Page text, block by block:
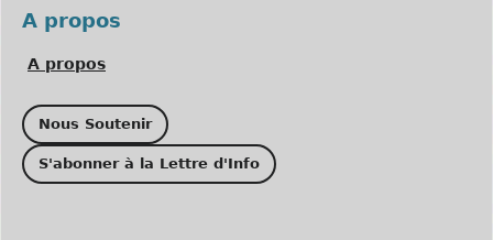
A propos
A propos
Nous Soutenir
S'abonner à la Lettre d'Info